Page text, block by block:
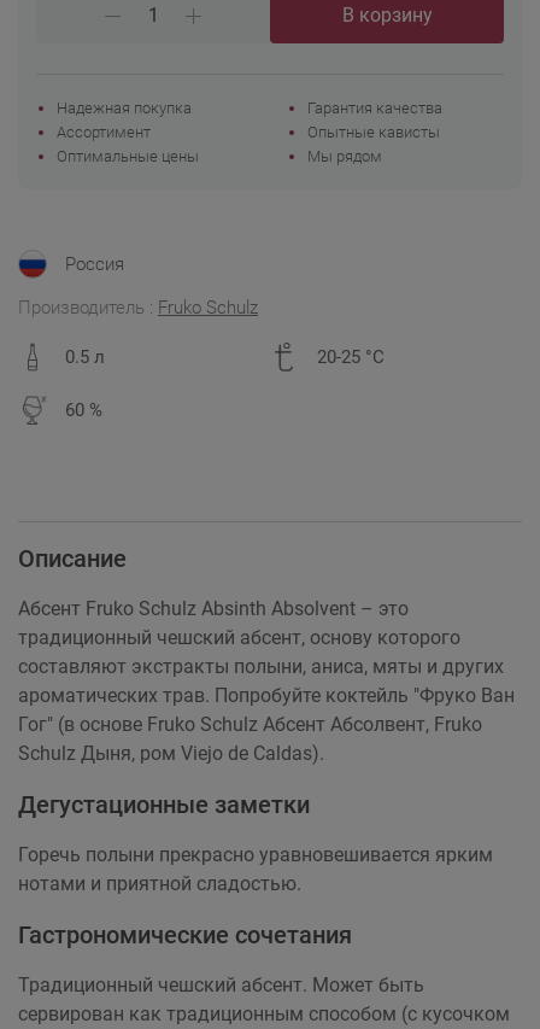
Россия
Производитель : Fruko Schulz
0.5 л 20-25 °C
60 %
В корзину
Надежная покупка
Гарантия качества
Ассортимент
Опытные кависты
Оптимальные цены
Мы рядом
Описание
Абсент Fruko Schulz Absinth Absolvent – это
традиционный чешский абсент, основу которого
составляют экстракты полыни, аниса, мяты и других
ароматических трав. Попробуйте коктейль "Фруко Ван
Гог" (в основе Fruko Schulz Абсент Абсолвент, Fruko
Schulz Дыня, ром Viejo de Caldas).
Дегустационные заметки
Горечь полыни прекрасно уравновешивается ярким
нотами и приятной сладостью.
Гастрономические сочетания
Традиционный чешский абсент. Может быть
сервирован как традиционным способом (с кусочком